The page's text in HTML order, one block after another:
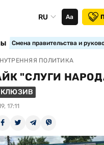
RU Аа
Смена правительства и
ПОЛИТИКА
"СЛУГИ
17:11